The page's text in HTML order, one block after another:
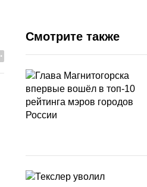
Смотрите также